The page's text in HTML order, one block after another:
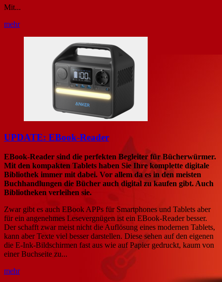
Mit...
mehr
UPDATE: EBook-Reader
EBook-Reader sind die perfekten Begleiter für Bücherwürmer.
Mit den kompakten Tablets haben Sie Ihre komplette digitale
Bibliothek immer mit dabei. Vor allem da es in den meisten
Buchhandlungen die Bücher auch digital zu kaufen gibt. Auch
Bibliotheken verleihen sie.
Zwar gibt es auch EBook APPs für Smartphones und Tablets aber
für ein angenehmes Lesevergnügen ist ein EBook-Reader besser.
Der schafft zwar meist nicht die Auflösung eines modernen Tablets,
kann aber Texte viel besser darstellen. Diese sehen auf den eigenen
die E-Ink-Bildschirmen fast aus wie auf Papier gedruckt, kaum von
einer Buchseite zu...
mehr